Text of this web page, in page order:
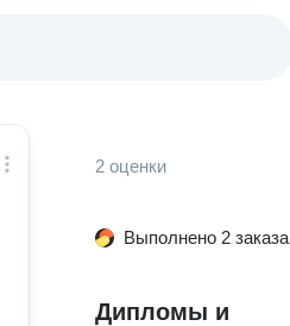
2 оценки
Выполнено 2 заказа
Дипломы и